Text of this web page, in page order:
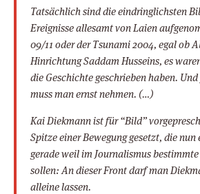
Tatsächlich sind die eindringlichsten
Ereignisse allesamt von Laien
09/11 oder der Tsunami 2004, egal ob
Hinrichtung Saddam Husseins, es
die Geschichte geschrieben haben.
muss man ernst nehmen. (…)
Kai Diekmann ist für “Bild”
Spitze einer Bewegung gesetzt, die
gerade weil im Journalismus
sollen: An dieser Front darf man
alleine lassen.